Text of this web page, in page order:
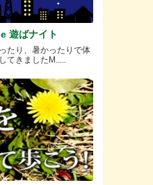
遊ばナイト
たり、暑かったりで体
てきましたM.....